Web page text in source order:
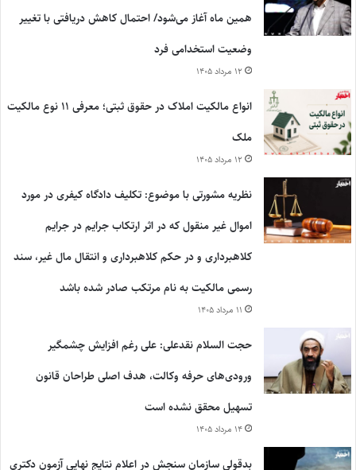
همین ماه آغاز می‌شود/ احتمال کاهش دریافتی با تغییر
وضعیت استخدامی فرد
۱۲ مرداد ۱۴۰۵
انواع مالکیت املاک در حقوق ثبتی؛ معرفی ۱۱ نوع مالکیت
ملک
۱۲ مرداد ۱۴۰۵
نظریه مشورتی با موضوع: تکلیف دادگاه کیفری در مورد
اموال غیر منقول که در اثر ارتکاب جرایم در جرایم
کلاهبرداری و در حکم کلاهبرداری و انتقال مال غیر، سند
رسمی مالکیت به نام مرتکب صادر شده باشد
۱۱ مرداد ۱۴۰۵
حجت السلام نقدعلی: علی رغم افزایش چشمگیر
ورودی‌های حرفه وکالت، هدف اصلی طراحان قانون
تسهیل محقق نشده است
۱۴ مرداد ۱۴۰۵
بدقولی سازمان سنجش در اعلام نتایج نهایی آزمون دکتری